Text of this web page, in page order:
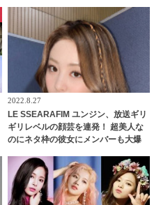
ならなかったシュガの未来を自信た
っぷりに予言する様子が面白すぎる
2022.8.27
LE SSEARAFIM ユンジン、放送ギリ
ギリレベルの顔芸を連発！ 超美人な
のにネタ枠の彼女にメンバーも大爆
事務所（笑）」